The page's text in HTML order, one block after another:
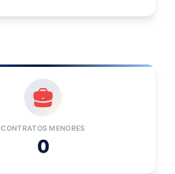
CONTRATOS MENORES
0